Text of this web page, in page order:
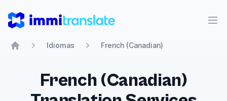
ImmiTranslate
Idiomas French (Canadian)
French (Canadian)